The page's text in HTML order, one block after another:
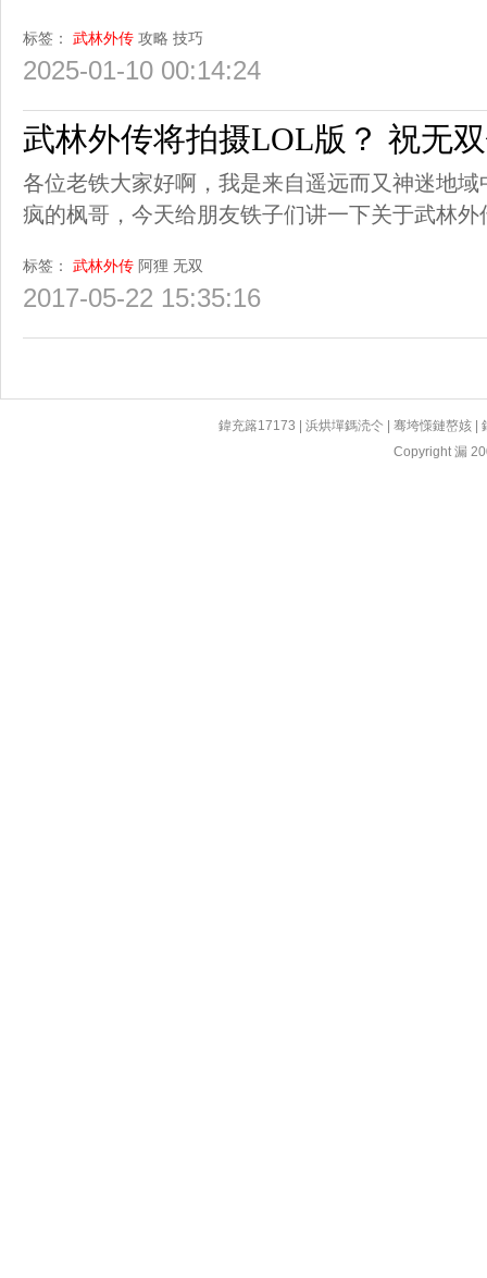
标签： 武林外传 攻略 技巧
2025-01-10 00:14:24
武林外传将拍摄LOL版？ 祝无
各位老铁大家好啊，我是来自遥远而又神迷地
疯的枫哥，今天给朋友铁子们讲一下关于武林
标签： 武林外传 阿狸 无双
2017-05-22 15:35:16
鍏充簬17173 |浜烘墠鎷涜仒 |骞垮憡鏈嶅姟 |
Copyright 漏